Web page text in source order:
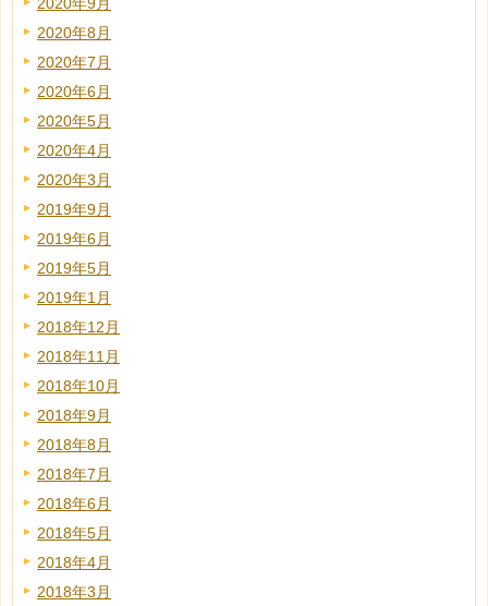
2020年8月
2020年7月
2020年6月
2020年5月
2020年4月
2020年3月
2019年9月
2019年6月
2019年5月
2019年1月
2018年12月
2018年11月
2018年10月
2018年9月
2018年8月
2018年7月
2018年6月
2018年5月
2018年4月
2018年3月